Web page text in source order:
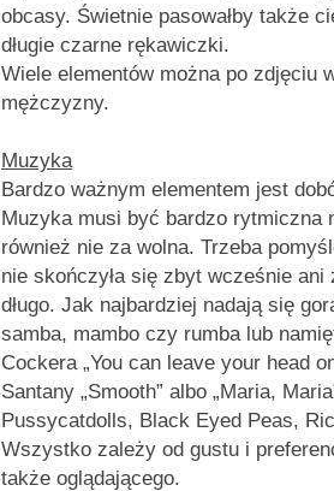
obcasy. Świetnie pasowałby także
długie czarne rękawiczki.
Wiele elementów można po zdjęciu
mężczyzny.
Muzyka
Bardzo ważnym elementem jest
Muzyka musi być bardzo rytmiczna
również nie za wolna. Trzeba
nie skończyła się zbyt wcześnie ani
długo. Jak najbardziej nadają się
samba, mambo czy rumba lub
Cockera „You can leave your head
Santany „Smooth” albo „Maria,
Pussycatdolls, Black Eyed Peas,
Wszystko zależy od gustu i
także oglądającego.